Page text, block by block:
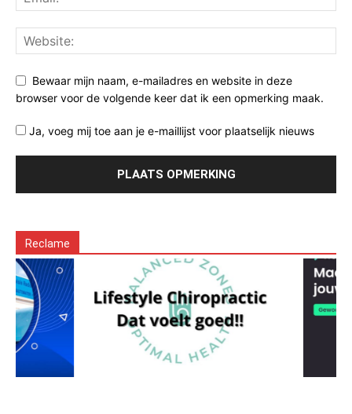
Bewaar mijn naam, e-mailadres en website in deze
browser voor de volgende keer dat ik een opmerking maak.
Ja, voeg mij toe aan je e-maillijst voor plaatselijk nieuws
Reclame